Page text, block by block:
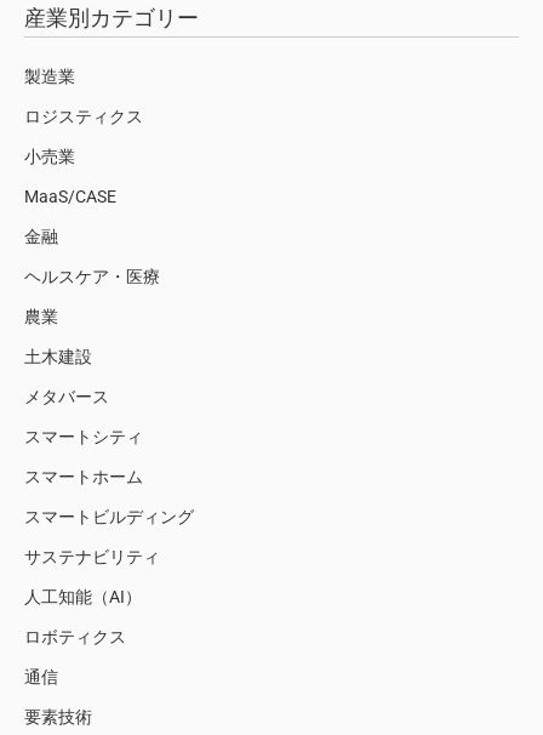
産業別カテゴリー
製造業
ロジスティクス
小売業
MaaS/CASE
金融
ヘルスケア・医療
農業
土木建設
メタバース
スマートシティ
スマートホーム
スマートビルディング
サステナビリティ
人工知能（AI）
ロボティクス
通信
要素技術